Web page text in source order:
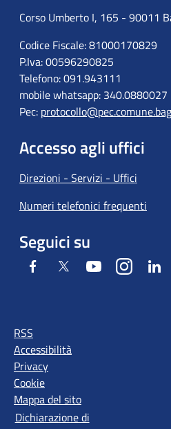
Corso Umberto I, 165 - 90011
Codice Fiscale: 81000170829
P.Iva: 00596290825
Telefono: 091.943111
mobile whatsapp: 340.0880027
Pec:
Accesso agli uffici
Direzioni - Servizi - Uffici
Numeri telefonici frequenti
Seguici su
Facebook Twitter Youtube
RSS
Accessibilità
Privacy
Cookie
Mappa del sito
Dichiarazione di